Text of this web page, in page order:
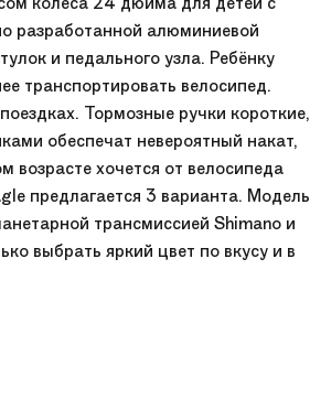
разработанной алюминиевой
и педального узла. Ребёнку
транспортировать велосипед.
Тормозные ручки короткие,
обеспечат невероятный накат,
хочется от велосипеда
предлагается 3 варианта. Модель
трансмиссией Shimano и
выбрать яркий цвет по вкусу и в